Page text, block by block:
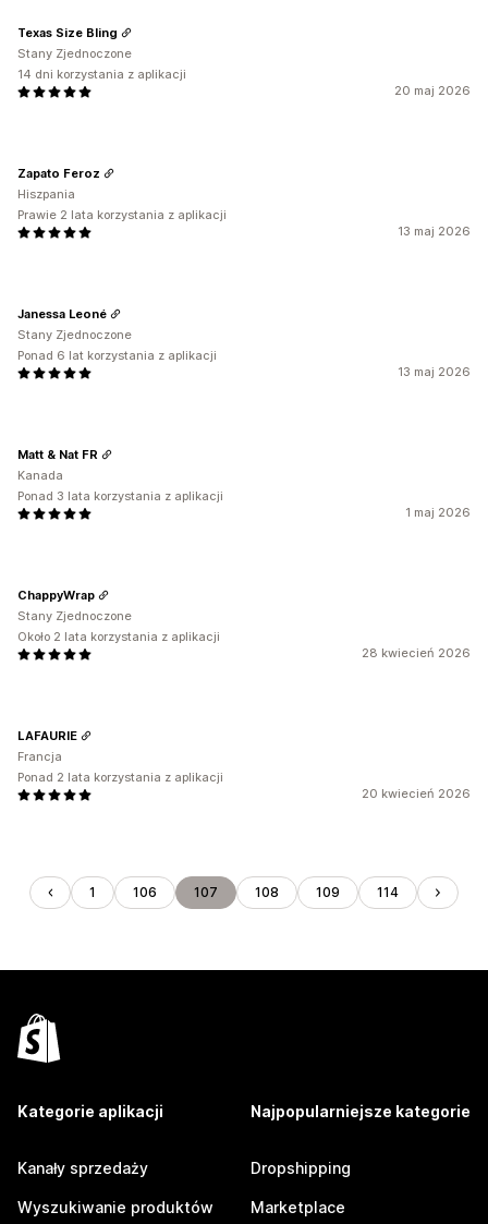
20 maj 2026
Texas Size Bling
Stany Zjednoczone
14 dni korzystania z aplikacji
13 maj 2026
Zapato Feroz
Hiszpania
Prawie 2 lata korzystania z aplikacji
13 maj 2026
Janessa Leoné
Stany Zjednoczone
Ponad 6 lat korzystania z aplikacji
1 maj 2026
Matt & Nat FR
Kanada
Ponad 3 lata korzystania z aplikacji
28 kwiecień 2026
ChappyWrap
Stany Zjednoczone
Około 2 lata korzystania z aplikacji
20 kwiecień 2026
LAFAURIE
Francja
Ponad 2 lata korzystania z aplikacji
1 106 107 108 109 114
Kategorie aplikacji
Kanały sprzedaży
Wyszukiwanie produktów
Najpopularniejsze kategorie
Dropshipping
Marketplace